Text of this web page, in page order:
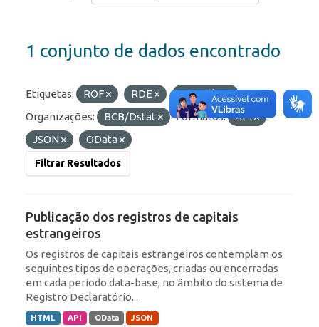
1 conjunto de dados encontrado
Etiquetas: ROF RDE
Portfólio
Organizações:
BCB/Dstat Formatos:
API
JSON
OData
Filtrar Resultados
Publicação dos registros de capitais
estrangeiros
Os registros de capitais estrangeiros contemplam os
seguintes tipos de operações, criadas ou encerradas
em cada período data-base, no âmbito do sistema de
Registro Declaratório...
HTML API OData JSON